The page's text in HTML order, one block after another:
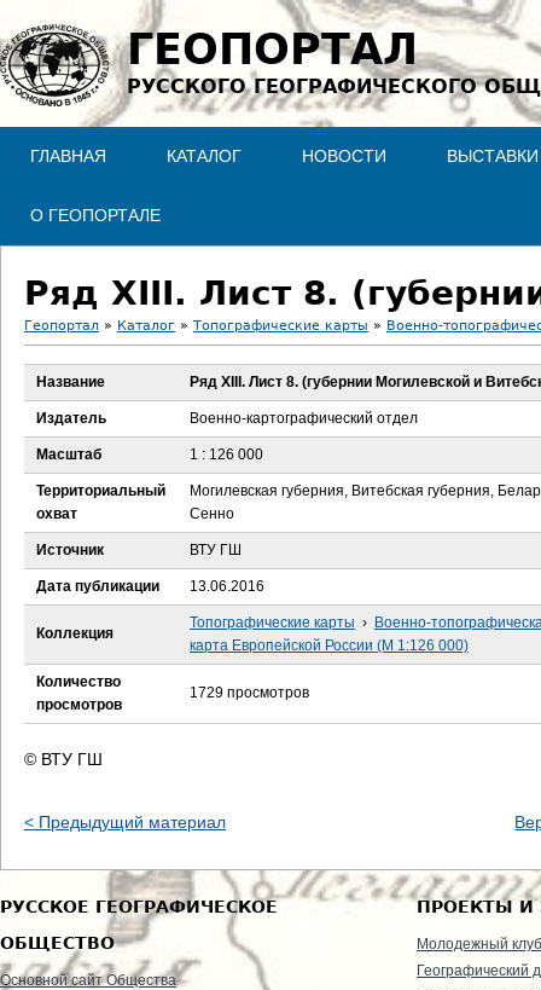
Jump to navigation
ГЕОПОРТАЛ
РУССКОГО ГЕОГРАФИЧЕСКОГО
ГЛАВНАЯ КАТАЛОГ НОВОСТИ ВЫСТАВКИ
О ГЕОПОРТАЛЕ
Ряд XIII. Лист 8.
В
ы
д
е
с
Геопортал » Каталог » Топографические карты » Военно-
Название Ряд XIII. Лист 8. (губернии Могилевской и
Издатель Военно-картографический отдел
Масштаб 1 : 126 000
Территориальный
охват
Могилевская губерния, Витебская губерния,
Сенно
Источник ВТУ ГШ
Дата публикации 13.06.2016
Коллекция
Топографические карты › Военно-
карта Европейской России (М 1:126 000)
Количество
просмотров
1729 просмотров
© ВТУ ГШ
< Предыдущий материал
РУССКОЕ ГЕОГРАФИЧЕСКОЕ
ОБЩЕСТВО
Основной сайт Общества
ПРОЕКТЫ И
Молодежный клуб
Географический